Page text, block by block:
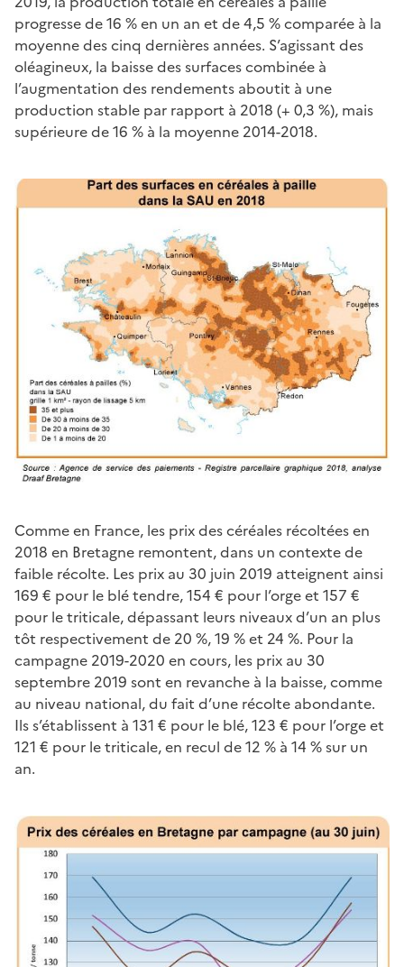
progresse de 16 % en un an et de 4,5 % comparée à la
moyenne des cinq dernières années. S’agissant des
oléagineux, la baisse des surfaces combinée à
l’augmentation des rendements aboutit à une
production stable par rapport à 2018 (+ 0,3 %), mais
supérieure de 16 % à la moyenne 2014-2018.
Comme en France, les prix des céréales récoltées en
2018 en Bretagne remontent, dans un contexte de
faible récolte. Les prix au 30 juin 2019 atteignent ainsi
169 € pour le blé tendre, 154 € pour l’orge et 157 €
pour le triticale, dépassant leurs niveaux d’un an plus
tôt respectivement de 20 %, 19 % et 24 %. Pour la
campagne 2019-2020 en cours, les prix au 30
septembre 2019 sont en revanche à la baisse, comme
au niveau national, du fait d’une récolte abondante.
Ils s’établissent à 131 € pour le blé, 123 € pour l’orge et
121 € pour le triticale, en recul de 12 % à 14 % sur un
an.